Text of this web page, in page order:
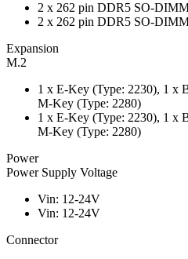
2 x 262 pin DDR5 SO-
2 x 262 pin DDR5 SO-
Expansion
M.2
1 x E-Key (Type: 2230), 1 x
M-Key (Type: 2280)
1 x E-Key (Type: 2230), 1 x
M-Key (Type: 2280)
Power
Power Supply Voltage
Vin: 12-24V
Vin: 12-24V
Connector